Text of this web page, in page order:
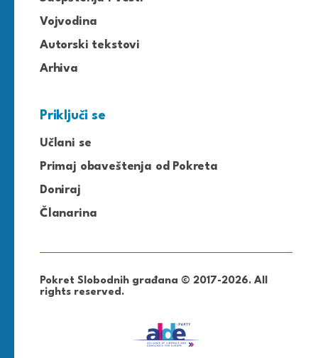
Vojvodina
Autorski tekstovi
Arhiva
Priključi se
Učlani se
Primaj obaveštenja od Pokreta
Doniraj
Članarina
Pokret Slobodnih građana © 2017-2026. All
rights reserved.